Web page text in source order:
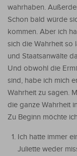
wahrhaben.
Schon bald würde
kommen. Aber ich
sich die Wahrheit so
und Staatsanwälte
Und obwohl die
sind, habe ich mich
Wahrheit zu sagen.
die ganze Wahrheit
Zu Beginn möchte
Ich hatte immer
Juliette weder